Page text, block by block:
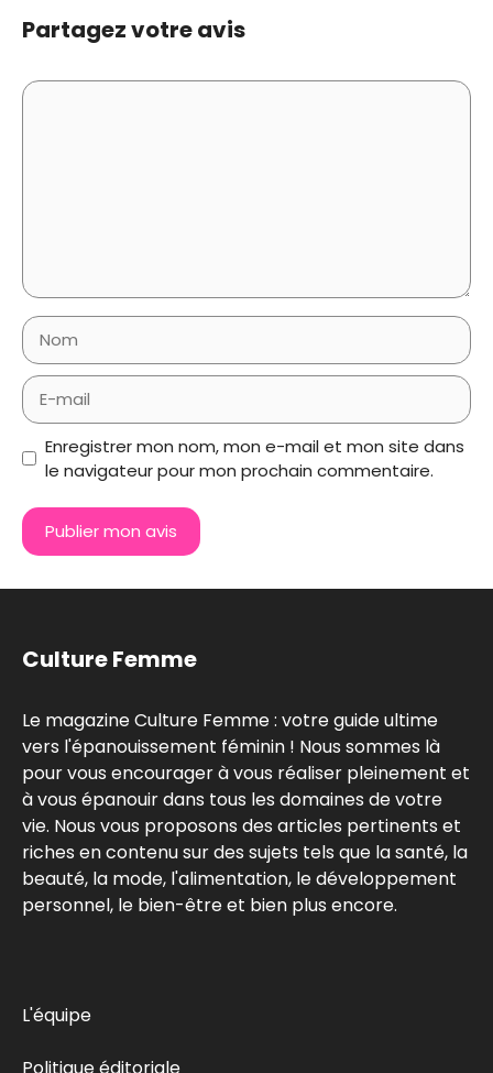
Partagez votre avis
Commentaire
Nom
E-
mail
Enregistrer mon nom, mon e-mail et mon site dans
le navigateur pour mon prochain commentaire.
Culture Femme
Le magazine Culture Femme : votre guide ultime
vers l'épanouissement féminin ! Nous sommes là
pour vous encourager à vous réaliser pleinement et
à vous épanouir dans tous les domaines de votre
vie. Nous vous proposons des articles pertinents et
riches en contenu sur des sujets tels que la santé, la
beauté, la mode, l'alimentation, le développement
personnel, le bien-être et bien plus encore.
L'équipe